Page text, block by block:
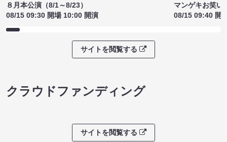
８月本公演（8/1～8/23）
08/15 09:30 開場 10:00 開演
マンゲキお笑い
08/15 09:40 開
サイトを閲覧する
クラウドファンディング
サイトを閲覧する